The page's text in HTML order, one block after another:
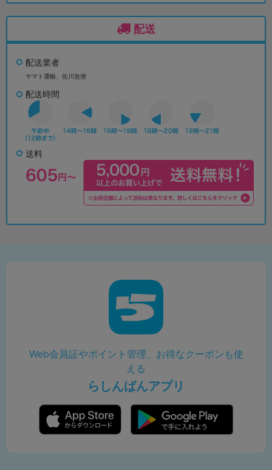
配送
配送業者
ヤマト運輸、佐川急便
配送時間
送料
Web会員証やポイント管理、お得なクーポンも使
える
らしんばんアプリ